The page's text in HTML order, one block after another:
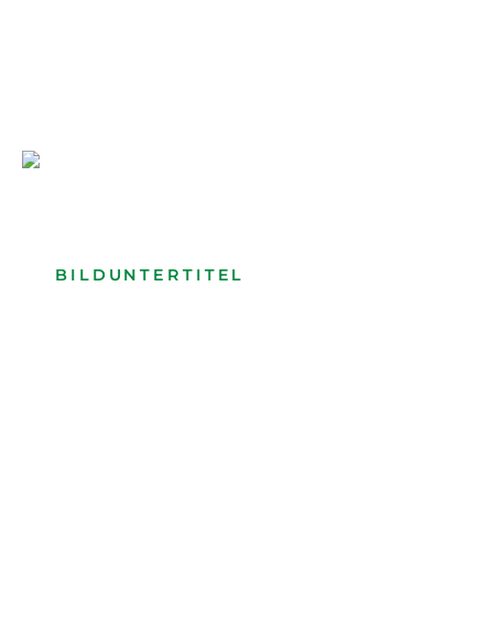
BILDUNTERTITEL